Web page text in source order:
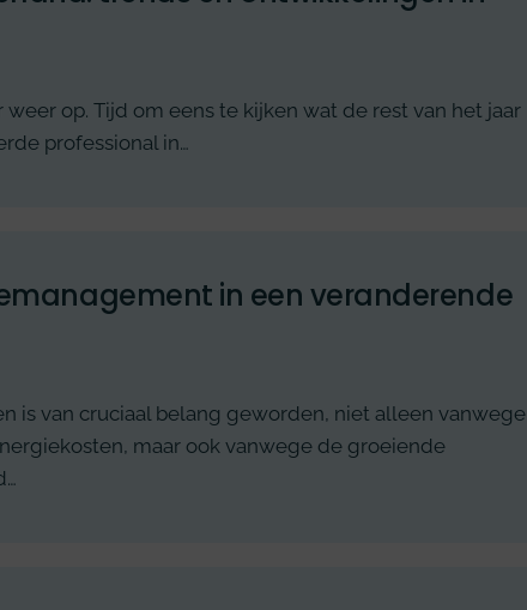
op. Tijd om eens te kijken wat de rest van het jaar
professional in…
in een veranderende
is van cruciaal belang geworden, niet alleen vanwege
maar ook vanwege de groeiende